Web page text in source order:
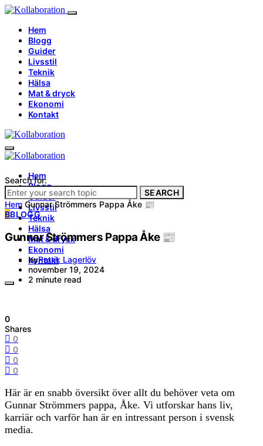
Hem
Blogg
Guider
Livsstil
Teknik
Hälsa
Mat & dryck
Ekonomi
Kontakt
Hem
Blogg
Guider
Livsstil
Teknik
Hälsa
Mat & dryck
Ekonomi
Kontakt
Search for:
SEARCH
Hem Gunnar Strömmers Pappa Åke 📰
BBLOGG
Gunnar Strömmers Pappa Åke 📰
byPatrik Lagerlöv
november 19, 2024
2 minute read
0
Shares
0
0
0
0
Här är en snabb översikt över allt du behöver veta om
Gunnar Strömmers pappa, Åke. Vi utforskar hans liv,
karriär och varför han är en intressant person i svensk
media.